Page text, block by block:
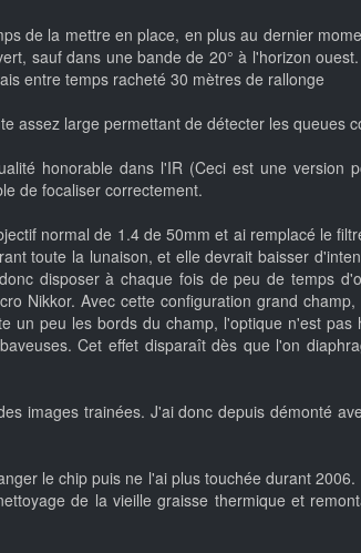
de la mettre en place, en plus au dernier
sauf dans une bande de 20° à l'horizon
entre temps racheté 30 mètres de rallonge
assez large permettant de détecter les queues
honorable dans l'IR (Ceci est une version
de focaliser correctement.
normal de 1.4 de 50mm et ai remplacé le
toute la lunaison, et elle devrait baisser
disposer à chaque fois de peu de temps
Nikkor. Avec cette configuration grand
un peu les bords du champ, l'optique n'est pas
Cet effet disparaît dès que l'on
images trainées. J'ai donc depuis démonté
le chip puis ne l'ai plus touchée durant
de la vieille graisse thermique et